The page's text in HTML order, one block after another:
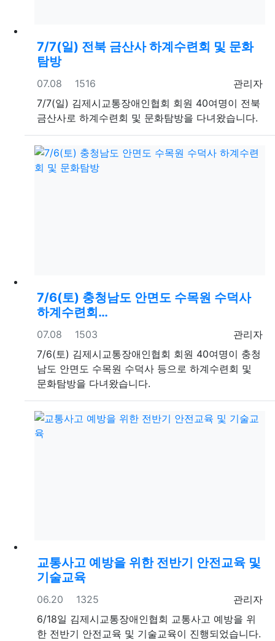
7/7(일) 전북 금산사 하계수련회 및 문화
탐방
등록자
관리자
등록일
07.08 조회
1516
7/7(일) 김제시교통장애인협회 회원 40여명이 전북
금산사로 하계수련회 및 문화탐방을 다녀왔습니다.
7/6(토) 충청남도 안면도 수목원 수덕사
하계수련회…
등록자
관리자
등록일
07.08 조회
1503
7/6(토) 김제시교통장애인협회 회원 40여명이 충청
남도 안면도 수목원 수덕사 등으로 하계수련회 및
문화탐방을 다녀왔습니다.
교통사고 예방을 위한 전반기 안전교육 및
기술교육
등록자
관리자
등록일
06.20 조회
1325
6/18일 김제시교통장애인협회 교통사고 예방을 위
한 전반기 안전교육 및 기술교육이 진행되었습니다.